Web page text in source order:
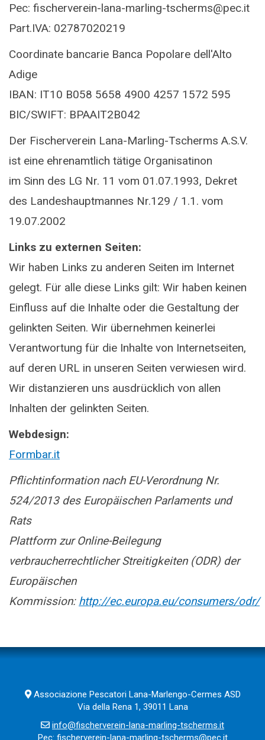
Pec: fischerverein-lana-marling-tscherms@pec.it
Part.IVA: 02787020219
Coordinate bancarie Banca Popolare dell'Alto
Adige
IBAN: IT10 B058 5658 4900 4257 1572 595
BIC/SWIFT: BPAAIT2B042
Der Fischerverein Lana-Marling-Tscherms A.S.V.
ist eine ehrenamtlich tätige Organisatinon
im Sinn des LG Nr. 11 vom 01.07.1993, Dekret
des Landeshauptmannes Nr.129 / 1.1. vom
19.07.2002
Links zu externen Seiten:
Wir haben Links zu anderen Seiten im Internet
gelegt. Für alle diese Links gilt: Wir haben keinen
Einfluss auf die Inhalte oder die Gestaltung der
gelinkten Seiten. Wir übernehmen keinerlei
Verantwortung für die Inhalte von Internetseiten,
auf deren URL in unseren Seiten verwiesen wird.
Wir distanzieren uns ausdrücklich von allen
Inhalten der gelinkten Seiten.
Webdesign:
Formbar.it
Pflichtinformation nach EU-Verordnung Nr.
524/2013 des Europäischen Parlaments und
Rats
Plattform zur Online-Beilegung
verbraucherrechtlicher Streitigkeiten (ODR) der
Europäischen
Kommission: http://ec.europa.eu/consumers/odr/
Associazione Pescatori Lana-Marlengo-Cermes ASD
Via della Rena 1, 39011 Lana
info@fischerverein-lana-marling-tscherms.it
Pec: fischerverein-lana-marling-tscherms@pec.it